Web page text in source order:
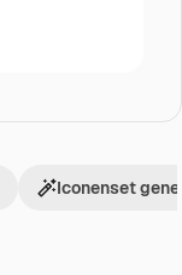
Iconenset